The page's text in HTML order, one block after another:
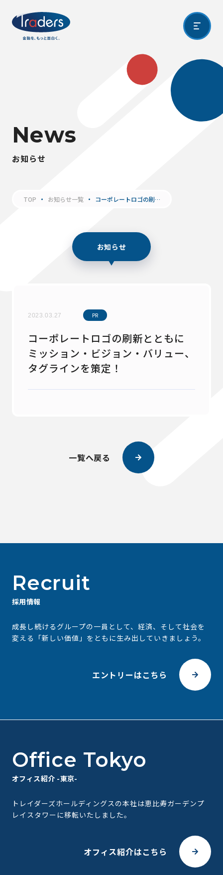
News
お知らせ
TOP お知らせ一覧 コーポレートロゴの刷…
お知らせ
2023.03.27 PR
コーポレートロゴの刷新とともに
ミッション・ビジョン・バリュー、
タグラインを策定！
一覧へ戻る
Recruit
採用情報
成⻑し続けるグループの⼀員として、経済、そして社会を
変える 「新しい価値」をともに⽣み出していきましょう。
エントリーはこちら
Office Tokyo
オフィス紹介 -東京-
トレイダーズホールディングスの本社は恵比寿ガーデンプ
レイスタワーに移転いたしました。
オフィス紹介はこちら